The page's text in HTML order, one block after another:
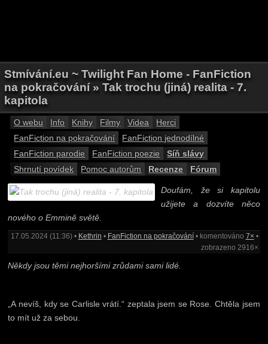
Stmívání.eu ~ Twilight Fan Home - FanFiction
na pokračování » Tak trochu (jiná) realita - 7.
kapitola
O webu Info Knihy Filmy Videa
Herci
FanFiction na pokračování
FanFiction jednodílné
FanFiction parodie
FanFiction poezie
Síň slávy
Shrnutí povídek
Pomoc autorům Recenze Fórum
Doufám, že si kapitolu
užijete a dozvíte něco
nového o Emmině světě.
17.05.2024 (11:36) • Kethrin • FanFiction na pokračování• komentováno 7× •
zobrazeno 2916×
Někdy jsou těmi nejhoršími zrůdami sami lidé.
„A nevíš, kdy se Carlisle vrátí.“ zeptala jsem se Rose. Chtěla jsem
to mít už za sebou.